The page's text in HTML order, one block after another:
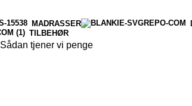
MADRASSER
TILBEHØR
Sådan tjener vi penge